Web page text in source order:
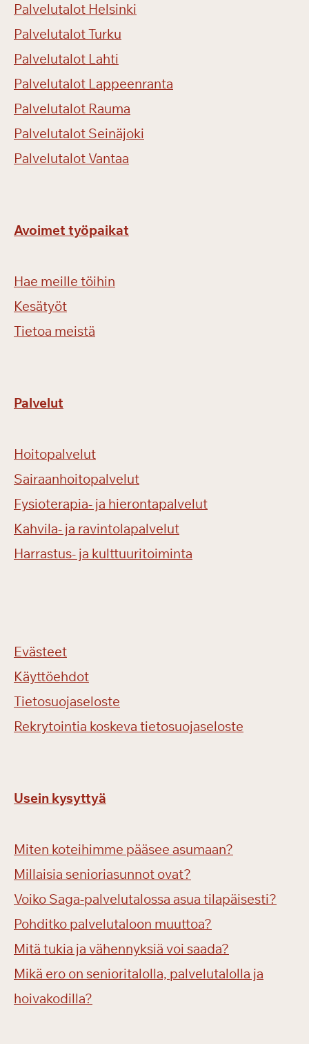
Palvelutalot Helsinki
Palvelutalot Turku
Palvelutalot Lahti
Palvelutalot Lappeenranta
Palvelutalot Rauma
Palvelutalot Seinäjoki
Palvelutalot Vantaa
Avoimet työpaikat
Hae meille töihin
Kesätyöt
Tietoa meistä
Palvelut
Hoitopalvelut
Sairaanhoitopalvelut
Fysioterapia- ja hierontapalvelut
Kahvila- ja ravintolapalvelut
Harrastus- ja kulttuuritoiminta
Evästeet
Käyttöehdot
Tietosuojaseloste
Rekrytointia koskeva tietosuojaseloste
Usein kysyttyä
Miten koteihimme pääsee asumaan?
Millaisia senioriasunnot ovat?
Voiko Saga-palvelutalossa asua tilapäisesti?
Pohditko palvelutaloon muuttoa?
Mitä tukia ja vähennyksiä voi saada?
Mikä ero on senioritalolla, palvelutalolla ja
hoivakodilla?